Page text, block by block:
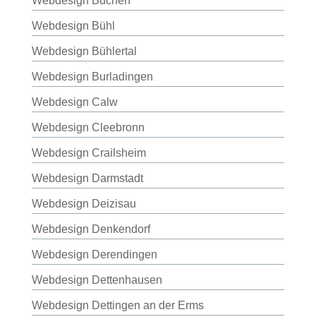
Webdesign Bühl
Webdesign Bühlertal
Webdesign Burladingen
Webdesign Calw
Webdesign Cleebronn
Webdesign Crailsheim
Webdesign Darmstadt
Webdesign Deizisau
Webdesign Denkendorf
Webdesign Derendingen
Webdesign Dettenhausen
Webdesign Dettingen an der Erms